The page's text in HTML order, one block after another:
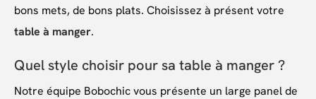
bons mets, de bons plats. Choisissez à présent votre
table à manger.
Quel style choisir pour sa table à manger ?
Notre équipe Bobochic vous présente un large panel de